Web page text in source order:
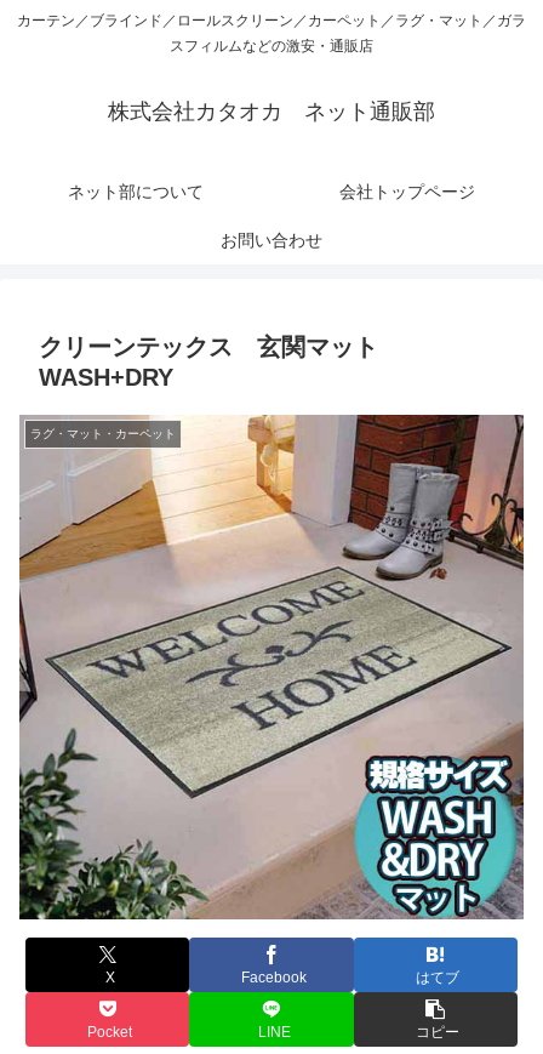
カーテン／ブラインド／ロールスクリーン／カーペット／ラグ・マット／ガラ
スフィルムなどの激安・通販店
株式会社カタオカ ネット通販部
ネット部について 会社トップページ
お問い合わせ
クリーンテックス 玄関マット
WASH+DRY
ラグ・マット・カーペット
X Facebook はてブ
Pocket LINE コピー